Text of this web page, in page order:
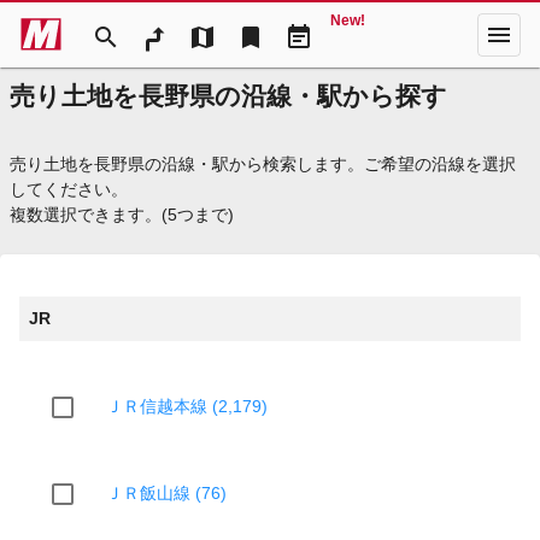
search map bookmark event_note
New! menu
売り土地を長野県の沿線・駅から探す
売り土地を長野県の沿線・駅から検索します。ご希望の沿線を選択
してください。
複数選択できます。(5つまで)
JR
ＪＲ信越本線 (2,179)
ＪＲ飯山線 (76)